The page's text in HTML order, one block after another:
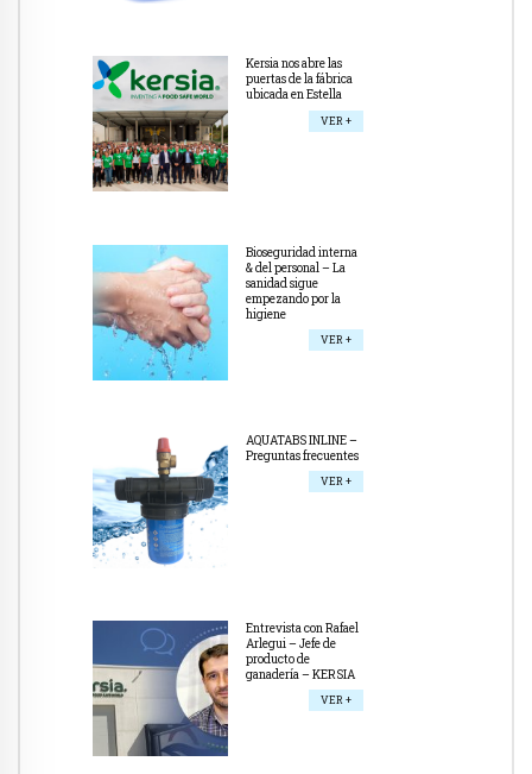
Kersia nos abre las
puertas de la fábrica
ubicada en Estella
VER +
Bioseguridad interna
& del personal – La
sanidad sigue
empezando por la
higiene
VER +
AQUATABS INLINE –
Preguntas frecuentes
VER +
Entrevista con Rafael
Arlegui – Jefe de
producto de
ganadería – KERSIA
VER +